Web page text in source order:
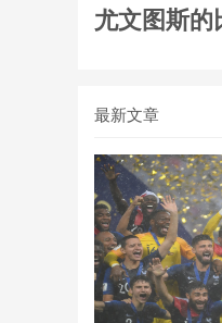
尤文图斯
最新文章